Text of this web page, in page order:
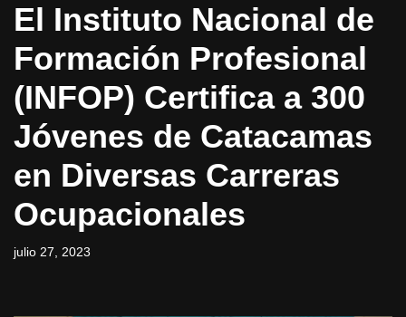
El Instituto Nacional de
Formación Profesional
(INFOP) Certifica a 300
Jóvenes de Catacamas
en Diversas Carreras
Ocupacionales
julio 27, 2023